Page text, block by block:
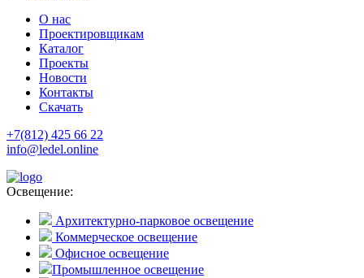
О нас
Проектировщикам
Каталог
Проекты
Новости
Контакты
Скачать
+7(812) 425 66 22
info@ledel.online
Освещение:
Архитектурно-парковое освещение
Коммерческое освещение
Офисное освещение
Промышленное освещение